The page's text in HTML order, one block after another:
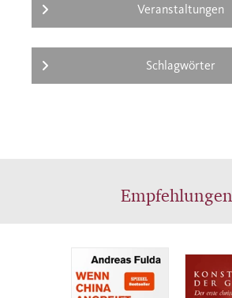
Veranstaltungen
Schlagwörter
Empfehlungen